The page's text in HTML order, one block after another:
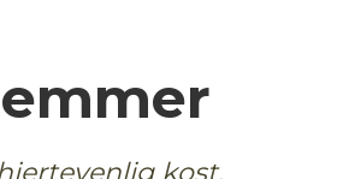
kost.